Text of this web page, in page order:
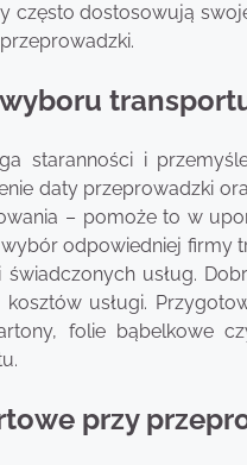
często dostosowują
staranności i
daty przeprowadzki
– pomoże to w
odpowiedniej firmy
usług.
usługi.
folie bąbelkowe
przy